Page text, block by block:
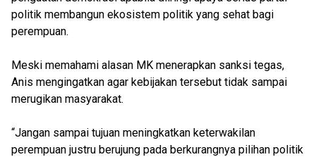
politik membangun ekosistem politik yang sehat bagi
perempuan.
Meski memahami alasan MK menerapkan sanksi tegas,
Anis mengingatkan agar kebijakan tersebut tidak sampai
merugikan masyarakat.
“Jangan sampai tujuan meningkatkan keterwakilan
perempuan justru berujung pada berkurangnya pilihan politik